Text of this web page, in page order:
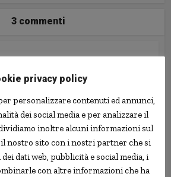
3 commenti
11:59
un agente di abbracciarlo: arrestato
privacy policy
personalizzare contenuti ed annunci,
dei social media e per analizzare il
inoltre alcuni informazioni sul
nostro sito con i nostri partner che si
dati web, pubblicità e social media, i
con altre informazioni che ha